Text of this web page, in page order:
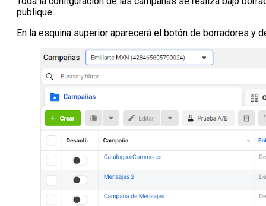
publique.
En la esquina superior aparecerá el botón de borradores y